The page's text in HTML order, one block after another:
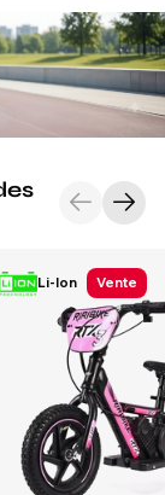
Li-Ion Vente